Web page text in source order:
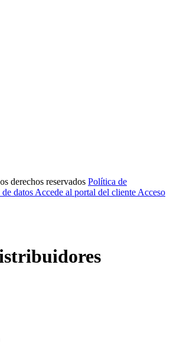
derechos reservados Política de
datos Accede al portal del cliente Acceso